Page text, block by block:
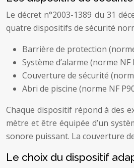
Le décret n°2003-1389 du 31
quatre dispositifs de sécurité
Barrière de protection
Système d’alarme (norme NF
Couverture de sécurité
Abri de piscine (norme NF
Chaque dispositif répond à des
mètre et être équipée d’un
sonore puissant. La couverture
Le choix du dispositif